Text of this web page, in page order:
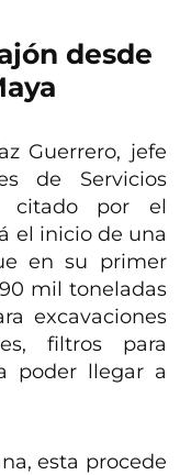
desde
Guerrero, jefe
de Servicios
citado por el
el inicio de una
en su primer
mil toneladas
excavaciones
filtros para
poder llegar a
esta procede